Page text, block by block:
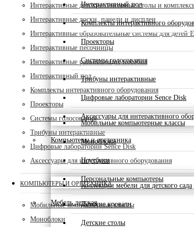
Интерактивный пол
Комплекты интерактивного
Проекторы
Системы голосования
Трибуны интерактивные
Цифровые лаборатории Sence Disk
Аксессуары для интерактивного
Компьютеры и оргтехника
Мобильные компьютерные классы
Моноблоки
Ноутбуки
Персональные компьютеры
Мебель детская
Коллекции мебели для детского сада
Детские кровати
Детские столы
Интерактивные детские сенсорные столы и
Интерактивные доски, панели и дисплеи
Интерактивные образовательные системы для детей
Интерактивные песочницы
Интерактивные развивающие пособия
Интерактивный пол
Комплекты интерактивного оборудования
Проекторы
Системы голосования
Трибуны интерактивные
Цифровые лаборатории Sence Disk
Аксессуары для интерактивного оборудования
КОМПЬЮТЕРЫ И ОРГТЕХНИКА
Мобильные компьютерные классы
Моноблоки